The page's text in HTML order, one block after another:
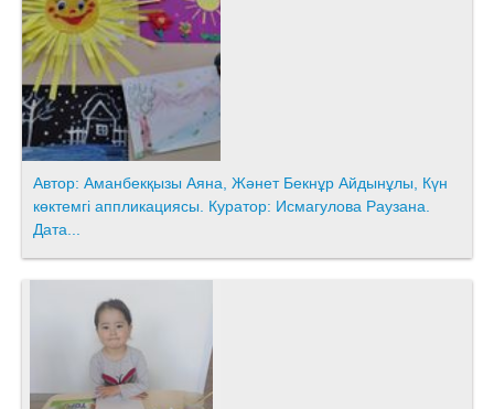
Автор: Аманбекқызы Аяна, Жәнет Бекнұр Айдынұлы, Күн
көктемгі аппликациясы. Куратор: Исмагулова Раузана.
Дата...